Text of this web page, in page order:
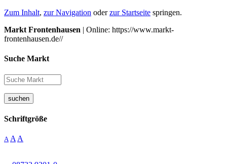
Zum Inhalt, zur Navigation oderzur Startseite springen.
Markt Frontenhausen | Online: https://www.markt-
frontenhausen.de//
Suche Markt
suchen
Schriftgröße
A A A